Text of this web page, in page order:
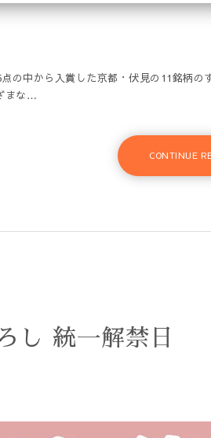
の中から入賞した京都・伏見の11銘柄
まな…
CONTINUE
し 統一解禁日